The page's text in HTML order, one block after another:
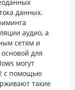
данных.
аудио, а
сетям и
для
могут
с помощью
такие